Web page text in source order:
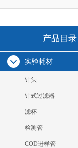
产品目录
实验耗材
针头
针式过滤器
滤杯
检测管
COD进样管